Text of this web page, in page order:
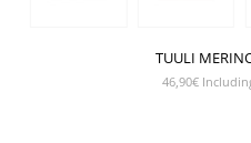
TUULI
46,90€